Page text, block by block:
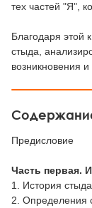
тех частей "Я",
Благодаря этой
стыда,
возникновения
Предисловие
Часть первая.
1. История стыда
2. Определения